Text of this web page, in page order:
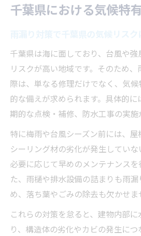
千葉県における気候特
千葉県は海に面しており、台風や
リスクが高い地域です。そのため
際は、単なる修理だけでなく、気
的な備えが求められます。具体的
期的な点検・補修、防水工事の実施
特に梅雨や台風シーズン前には、屋
シーリング材の劣化が発生していな
必要に応じて早めのメンテナンス
た、雨樋や排水設備の詰まりも雨
め、落ち葉やごみの除去も欠かせま
これらの対策を怠ると、建物内部
り、構造体の劣化やカビの発生に